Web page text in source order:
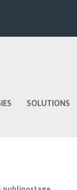
SOLUTIONS